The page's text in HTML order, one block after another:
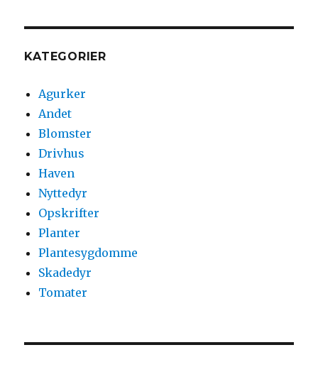
og
KATEGORIER
Agurker
Andet
Blomster
Drivhus
Haven
Nyttedyr
Opskrifter
Planter
Plantesygdomme
Skadedyr
Tomater